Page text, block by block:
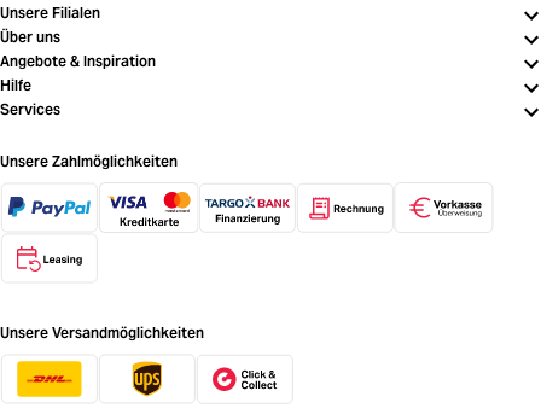
Unsere Filialen
Über uns
Angebote & Inspiration
Hilfe
Services
Unsere Zahlmöglichkeiten
Unsere Versandmöglichkeiten